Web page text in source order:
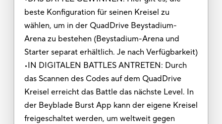
beste Konfiguration für seinen Kreisel zu
wählen, um in der QuadDrive Beystadium-
Arena zu bestehen (Beystadium-Arena und
Starter separat erhältlich. Je nach Verfügbarkeit)
•IN DIGITALEN BATTLES ANTRETEN: Durch
das Scannen des Codes auf dem QuadDrive
Kreisel erreicht das Battle das nächste Level. In
der Beyblade Burst App kann der eigene Kreisel
freigeschaltet werden, um weltweit gegen